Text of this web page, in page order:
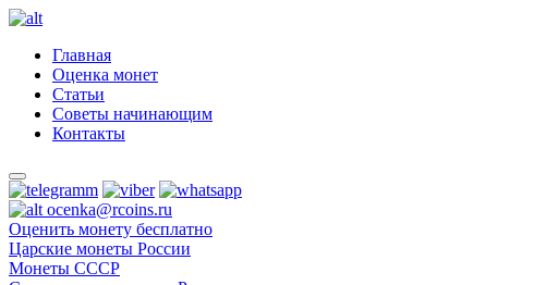
Главная
Оценка монет
Статьи
Советы начинающим
Контакты
ocenka@rcoins.ru
Оценить монету бесплатно
Царские монеты России
Монеты СССР